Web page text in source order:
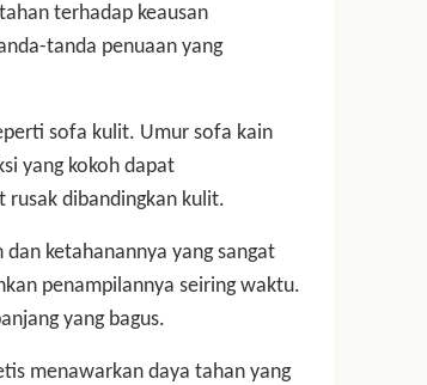
terhadap keausan
tanda penuaan yang
sofa kulit. Umur sofa kain
yang kokoh dapat
rusak dibandingkan kulit.
ketahanannya yang sangat
penampilannya seiring waktu.
yang bagus.
menawarkan daya tahan yang